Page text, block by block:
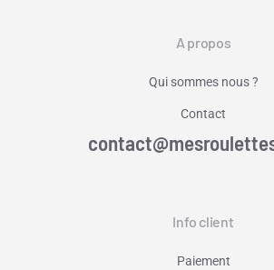
A propos
Qui sommes nous ?
Contact
Info client
Paiement